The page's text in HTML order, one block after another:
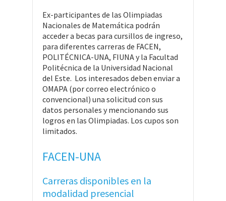
Ex-participantes de las Olimpiadas
Nacionales de Matemática podrán
acceder a becas para cursillos de ingreso,
para diferentes carreras de FACEN,
POLITÉCNICA-UNA, FIUNA y la Facultad
Politécnica de la Universidad Nacional
del Este. Los interesados deben enviar a
OMAPA (por correo electrónico o
convencional) una solicitud con sus
datos personales y mencionando sus
logros en las Olimpiadas. Los cupos son
limitados.
FACEN-UNA
Carreras disponibles en la
modalidad presencial